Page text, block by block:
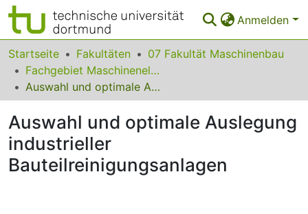
Anmelden
Bereiche & Sammlungen
Das gesamte Repositorium
FAQ
Leitlinien
Startseite Fakultäten
07 Fakultät Maschinenbau
Fachgebiet Maschinenelemente
Auswahl und optimale Auslegung industrieller Bauteilreinigungsanlagen
Auswahl und optimale Auslegung
industrieller
Bauteilreinigungsanlagen